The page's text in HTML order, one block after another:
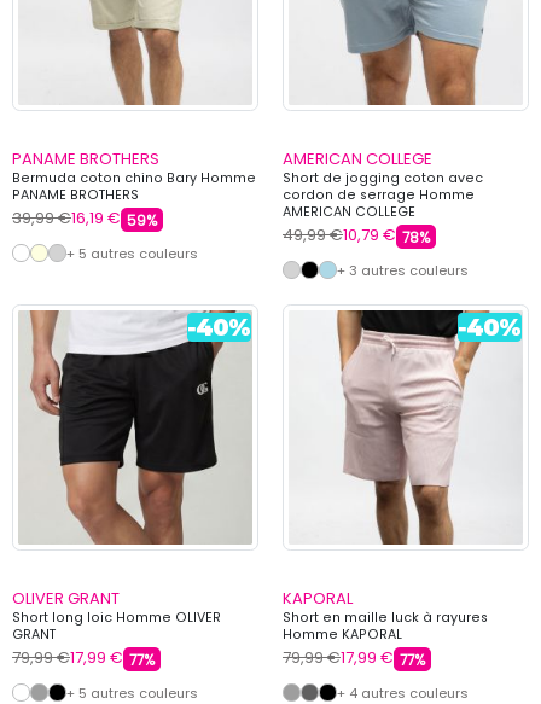
PANAME BROTHERS
Bermuda coton chino Bary Homme
PANAME BROTHERS
39,99 €16,19 € 59%
+ 5 autres couleurs
AMERICAN COLLEGE
Short de jogging coton avec
cordon de serrage Homme
AMERICAN COLLEGE
49,99 €10,79 € 78%
+ 3 autres couleurs
OLIVER GRANT
Short long loic Homme OLIVER
GRANT
79,99 €17,99 € 77%
+ 5 autres couleurs
KAPORAL
Short en maille luck à rayures
Homme KAPORAL
79,99 €17,99 € 77%
+ 4 autres couleurs